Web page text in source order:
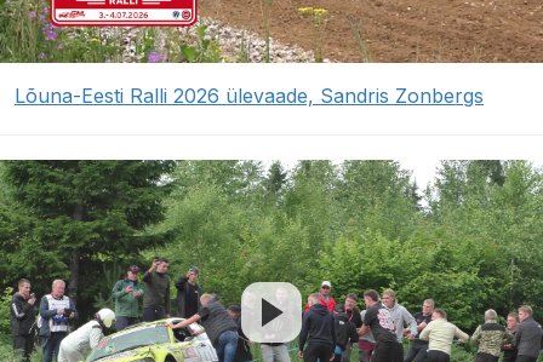
Lõuna-Eesti Ralli 2026 ülevaade, Sandris Zonbergs